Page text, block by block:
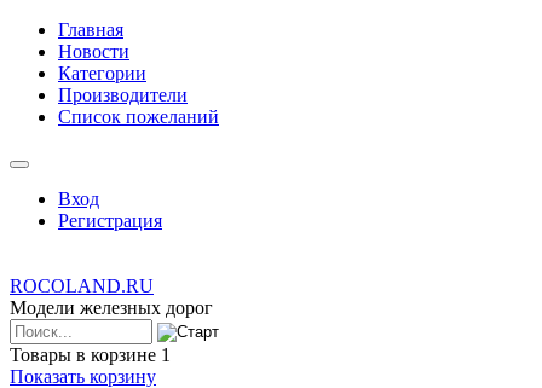
Главная
Новости
Категории
Производители
Список пожеланий
Вход
Регистрация
ROCOLAND.RU
Модели железных дорог
Товары в корзине 1
Показать корзину